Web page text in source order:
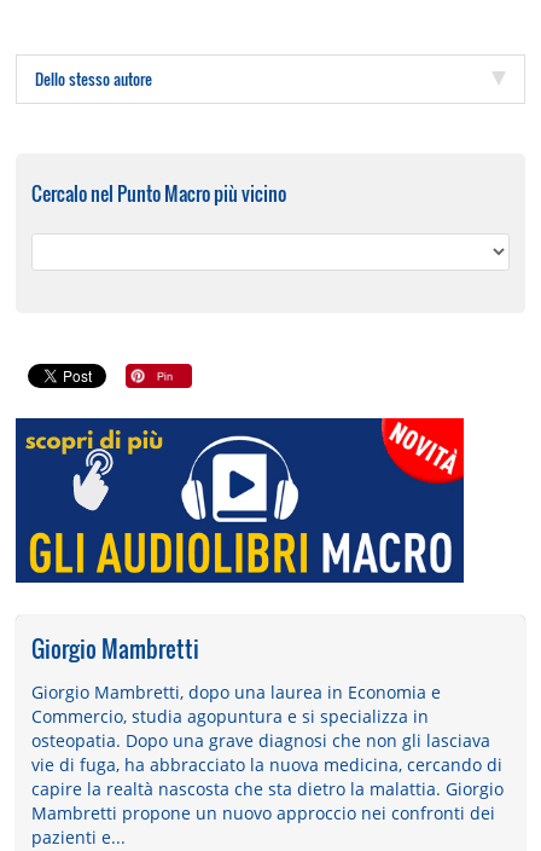
Dello stesso autore
Cercalo nel Punto Macro più vicino
Giorgio Mambretti
Giorgio Mambretti, dopo una laurea in Economia e
Commercio, studia agopuntura e si specializza in
osteopatia. Dopo una grave diagnosi che non gli lasciava
vie di fuga, ha abbracciato la nuova medicina, cercando di
capire la realtà nascosta che sta dietro la malattia. Giorgio
Mambretti propone un nuovo approccio nei confronti dei
pazienti e...